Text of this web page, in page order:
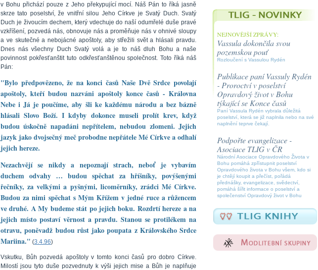
v Bohu přichází pouze z Jeho překypující mocí. Náš Pán to říká jasně
skrze tato poselství, že vnitřní silou Jeho Církve je Svatý Duch. Svatý
Duch je živoucím dechem, který vdechuje do naší odumřelé duše pravé
vzkříšení, pozvedá nás, obnovuje nás a proměňuje nás v ohnivé sloupy
a ve skutečné a nebojácné apoštoly, aby střežili svět a hlásali pravdu.
Dnes nás všechny Duch Svatý volá a je to náš dluh Bohu a naše
povinnost pokřesťanštit tuto odkřesťanštěnou společnost. Toto říká náš
Pán:
"Bylo předpovězeno, že na konci časů Naše Dvě Srdce povolají
apoštoly, kteří budou nazváni apoštoly konce časů - Královna
Nebe i Já je poučíme, aby šli ke každému národu a bez bázně
hlásali Slovo Boží. I kdyby dokonce museli prolít krev, když
budou úskočně napadáni nepřítelem, nebudou zlomeni. Jejich
jazyk jako dvojsečný meč probodne nepřátele Mé Církve a odhalí
jejich hereze.
Nezachvějí se nikdy a nepoznají strach, neboť je vybavím
duchem odvahy … budou spěchat za hříšníky, povýšenými
řečníky, za velkými a pyšnými, licoměrníky, zrádci Mé Církve.
Budou za nimi spěchat s Mým Křížem v jedné ruce a růžencem
ve druhé. A My budeme stát po jejich boku. Rozdrtí hereze a na
jejich místo postaví věrnost a pravdu. Stanou se protilékem na
otravu, poněvadž budou růst jako poupata z Královského Srdce
Mariina." (3.4.96)
Vskutku, Bůh pozvedá apoštoly v tomto konci časů pro dobro Církve.
Milostí jsou tyto duše pozvednuty k výši jejich mise a Bůh je naplňuje
NEJNOVĚJŠÍ ZPRÁVY:
Vassula dokončila svou
pozemskou pouť
Rozloučení s Vassulou Rydén
Publikace paní Vassuly Rydén
- Proroctví v poselství
Opravdový život v Bohu
týkající se Konce časů
Paní Vassula Rydén vybrala důležitá
poselství, která se již naplnila nebo na své
naplnění teprve čekají.
Podpořte evangelizace -
Asociace TLIG v ČR
Národní Asociace Opravdového Života v
Bohu pomáhá zpřístupnit poselství
Opravdového života v Bohu všem, kdo si
je chtějí koupit a přečíst, pořádá
přednášky, evangelizace, svědectví,
pomáhá šířit informace o poselství a
společenství Opravdový život v Bohu